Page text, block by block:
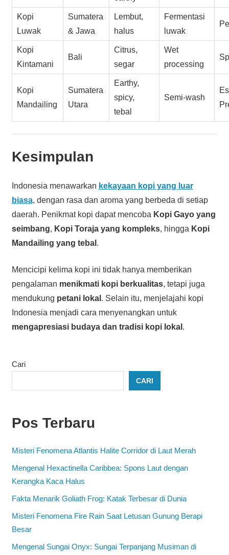
Kopi
Luwak
Sumatera
& Jawa
Lembut,
halus
Fermentasi
luwak
Kopi
Kintamani
Bali
Citrus,
segar
Wet
processing
Kopi
Mandailing
Sumatera
Utara
Earthy,
spicy,
tebal
Semi-wash
Kesimpulan
Indonesia menawarkan kekayaan kopi yang luar
biasa, dengan rasa dan aroma yang berbeda di setiap
daerah. Penikmat kopi dapat mencoba Kopi Gayo yang
seimbang, Kopi Toraja yang kompleks, hingga Kopi
Mandailing yang tebal .
Mencicipi kelima kopi ini tidak hanya memberikan
pengalaman menikmati kopi berkualitas, tetapi juga
mendukung petani lokal . Selain itu, menjelajahi kopi
Indonesia menjadi cara menyenangkan untuk
mengapresiasi budaya dan tradisi kopi lokal .
Cari
CARI
Pos Terbaru
Misteri Fenomena Atlantis Halite Corridor di Laut Merah
Mengenal Hexactinella Caribbea: Spons Laut dengan
Kerangka Kaca Halus
Fakta Menarik Goliath Frog: Katak Terbesar di Dunia
Misteri Fenomena Fire Rain Saat Letusan Gunung Berapi
Besar
Mengenal Sungai Onyx: Sungai Terpanjang Musiman di